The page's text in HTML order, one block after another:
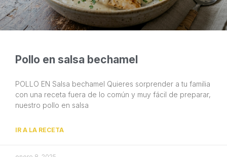
Pollo en salsa bechamel
POLLO EN Salsa bechamel Quieres sorprender a tu familia
con una receta fuera de lo común y muy fácil de preparar,
nuestro pollo en salsa
IR A LA RECETA